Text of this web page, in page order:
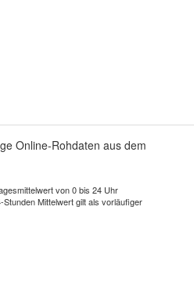
Online-Rohdaten aus dem
von 0 bis 24 Uhr
Mittelwert gilt als vorläufiger